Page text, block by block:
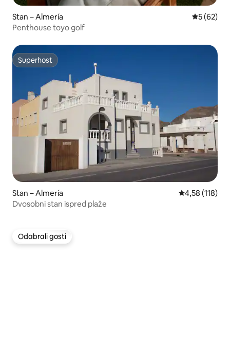
Stan – Almería Prosječna
5 (62)
Penthouse toyo golf
Superhost
Superhost
Stan – Almería Prosječna
4,58 (118)
Dvosobni stan ispred plaže
Odabrali gosti
Odabrali gosti